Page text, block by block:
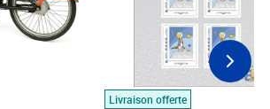
Livraison offerte